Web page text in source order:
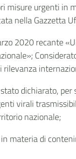
urgenti in
nella Gazzetta
2020 recante
rilevanza
dichiarato,
virali
nazionale;
di